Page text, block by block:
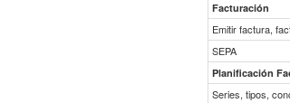
Facturación
Emitir factura,
SEPA
Planificación
Series, tipos,